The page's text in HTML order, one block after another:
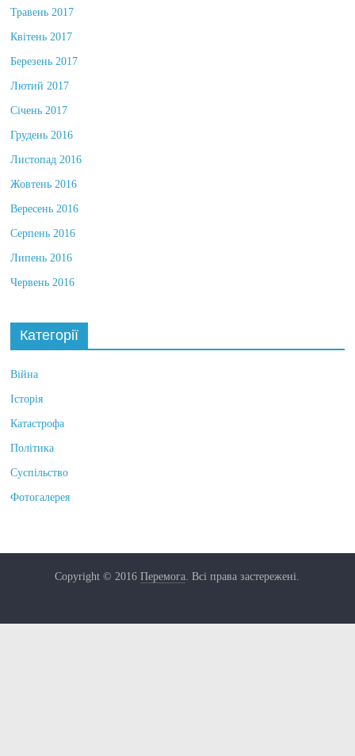
Травень 2017
Квітень 2017
Березень 2017
Лютий 2017
Січень 2017
Грудень 2016
Листопад 2016
Жовтень 2016
Вересень 2016
Серпень 2016
Липень 2016
Червень 2016
Категорії
Війна
Історія
Катастрофа
Політика
Суспільство
Фотогалерея
Copyright © 2016Перемога. Всі права застережені.